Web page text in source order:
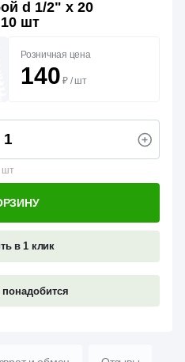
d 1/2" х 20
шт
Розничная цена
140 ₽ / шт
шт
в 1 клик